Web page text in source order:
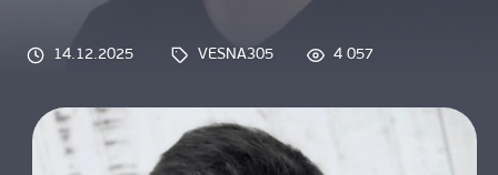
14.12.2025 VESNA305 4 057